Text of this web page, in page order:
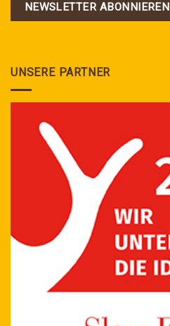
NEWSLETTER ABONNIEREN
UNSERE PARTNER